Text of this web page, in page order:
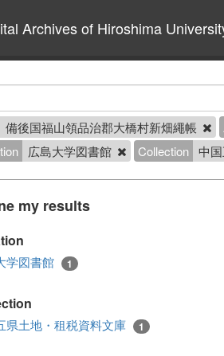
Archives of Hiroshima
備後国福山領品治郡大橋村新畑繩帳
広島大学図書館 Collection 中
my results
学図書館 1
県土地・租税資料文庫 1